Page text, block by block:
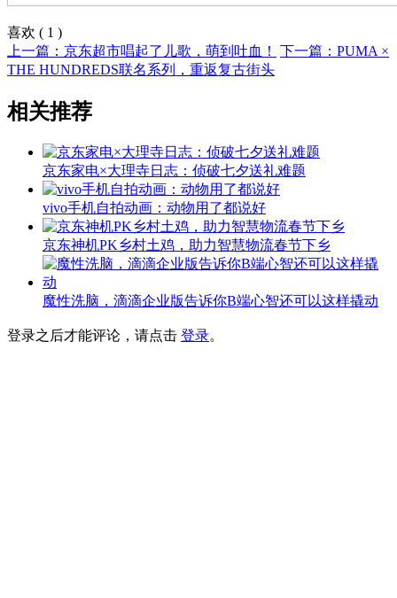
喜欢 ( 1 )
上一篇：京东超市唱起了儿歌，萌到吐血！
下一篇：PUMA ×
THE HUNDREDS联名系列，重返复古街头
相关推荐
京东家电×大理寺日志：侦破七夕送礼难题
vivo手机自拍动画：动物用了都说好
京东神机PK乡村土鸡，助力智慧物流春节下乡
魔性洗脑，滴滴企业版告诉你B端心智还可以这样撬动
登录之后才能评论，请点击 登录。